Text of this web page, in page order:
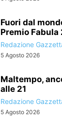
Fuori dal
Premio Fabula
Redazione
5 Agosto 2026
Maltempo,
alle 21
Redazione
5 Agosto 2026